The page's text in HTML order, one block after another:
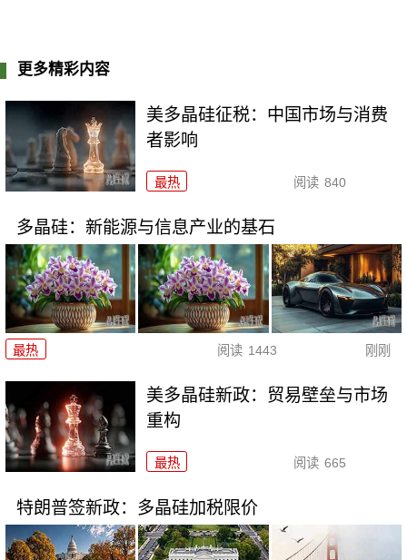
更多精彩内容
美多晶硅征税：中国市场与消费
者影响
最热 阅读 840
多晶硅：新能源与信息产业的基石
最热 阅读 1443 刚刚
美多晶硅新政：贸易壁垒与市场
重构
最热 阅读 665
特朗普签新政：多晶硅加税限价